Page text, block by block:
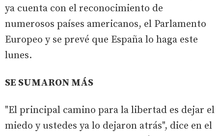
ya cuenta con el reconocimiento de
numerosos países americanos, el Parlamento
Europeo y se prevé que España lo haga este
lunes.
SE SUMARON MÁS
"El principal camino para la libertad es dejar el
miedo y ustedes ya lo dejaron atrás", dice en el